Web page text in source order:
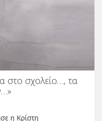
στο σχολείο…, τα
η Κρίστη